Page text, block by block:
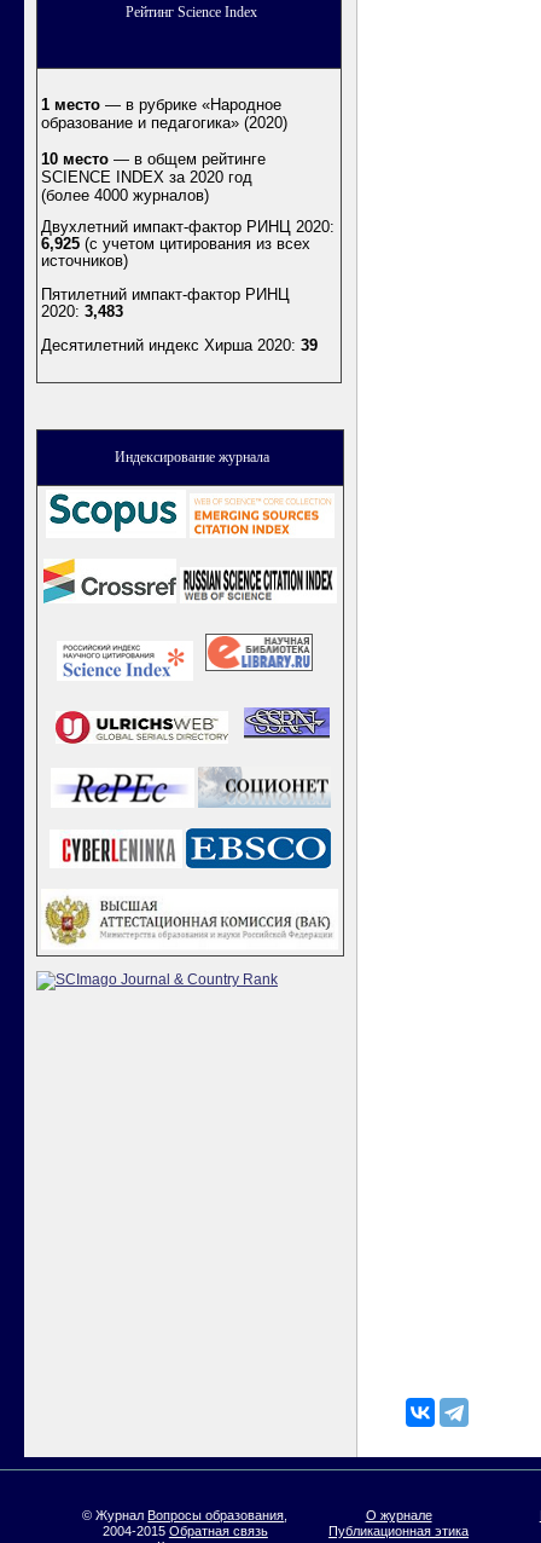
Рейтинг Science Index
1 место — в рубрике «Народное
образование и педагогика» (2020)
10 место — в общем рейтинге
SCIENCE INDEX за 2020 год
(более 4000 журналов)
Двухлетний импакт-фактор РИНЦ 2020:
6,925 (с учетом цитирования из всех
источников)
Пятилетний импакт-фактор РИНЦ
2020: 3,483
Десятилетний индекс Хирша 2020: 39
Индексирование журнала
© ЖурналВопросы образования
2004-2015 Обратная связь
О журнале
Публикационная этика